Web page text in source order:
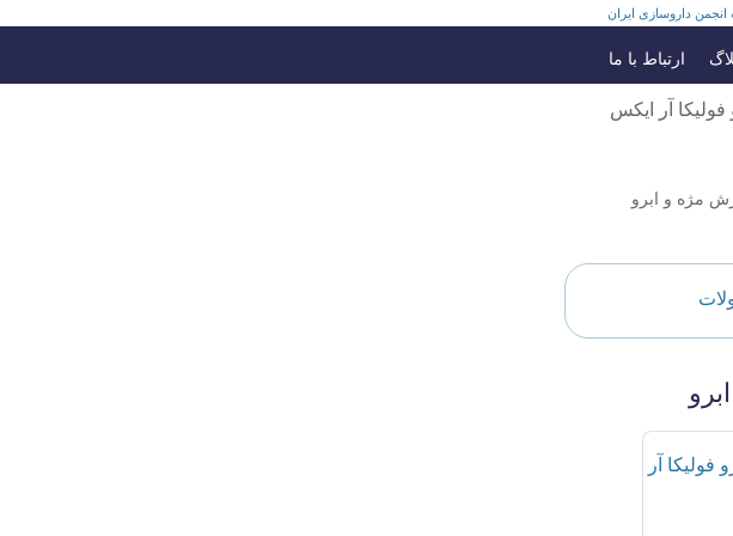
انجمن داروسازی ایران
ارتباط با ما
مژه و ابرو